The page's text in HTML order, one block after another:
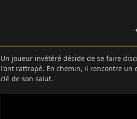
Un joueur invétéré décide de se faire
l'ont rattrapé. En chemin, il rencontre
clé de son salut.